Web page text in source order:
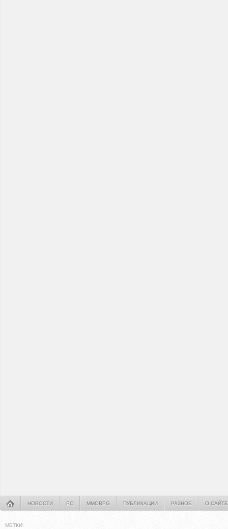
НОВОСТИ PC MMORPG ПУБЛИКАЦИИ РАЗНОЕ О САЙТЕ
МЕТКИ: